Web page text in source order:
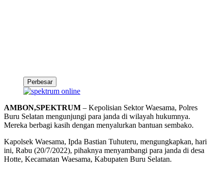
Perbesar
AMBON,SPEKTRUM – Kepolisian Sektor Waesama, Polres
Buru Selatan mengunjungi para janda di wilayah hukumnya.
Mereka berbagi kasih dengan menyalurkan bantuan sembako.
Kapolsek Waesama, Ipda Bastian Tuhuteru, mengungkapkan, hari
ini, Rabu (20/7/2022), pihaknya menyambangi para janda di desa
Hotte, Kecamatan Waesama, Kabupaten Buru Selatan.